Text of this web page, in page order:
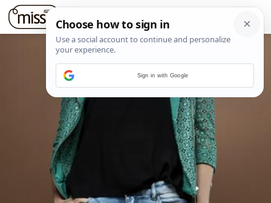
Sign in with Google